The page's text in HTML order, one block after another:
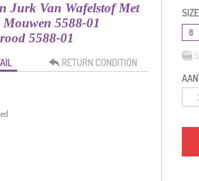
Jurk Van Wafelstof Met
Mouwen 5588-01
5588-01
RETURN CONDITION
8